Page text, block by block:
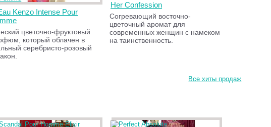
Kenzo Intense Pour
цветочно-фруктовый
который облачен в
серебристо-розовый
Her Confession
Согревающий восточно-
цветочный аромат для
современных женщин с намеком
на таинственность.
Все хиты продаж